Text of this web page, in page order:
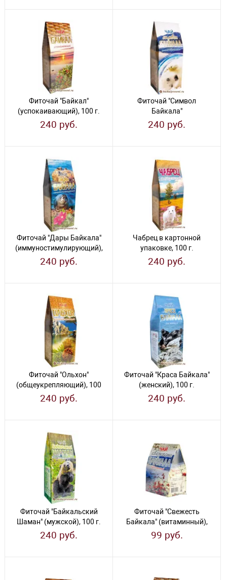
Фиточай "Байкал"
(успокаивающий), 100 г.
240 руб.
Фиточай "Символ
Байкала"
(антистрессовый), 100 г.
240 руб.
Фиточай "Дары Байкала"
(иммуностимулирующий),
100 г.
240 руб.
Чабрец в картонной
упаковке, 100 г.
240 руб.
Фиточай "Ольхон"
(общеукрепляющий), 100
г.
240 руб.
Фиточай "Краса Байкала"
(женский), 100 г.
240 руб.
Фиточай "Байкальский
Шаман" (мужской), 100 г.
240 руб.
Фиточай "Свежесть
Байкала" (витаминный),
30 г.
99 руб.